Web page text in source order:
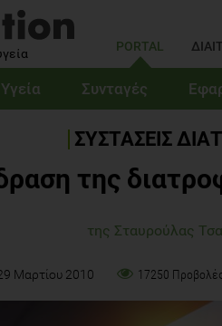
PORTAL
Υγεία Συνταγές
ΣΥΣΤΑΣΕΙΣ
της
της Σταυρούλας
Μαρτίου 2010 17250